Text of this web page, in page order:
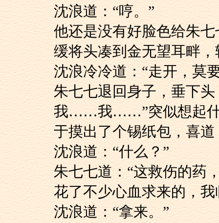
沈浪道：“哼。”
他还是没有好脸色给
缓将头凑到金无望耳畔
沈浪冷冷道：“走开，莫
朱七七退回身子，垂
我……我……”突似想起什
于摸出了个锡纸包，喜道
沈浪道：“什么？”
朱七七道：“这救伤的
花了不少心血求来的，
沈浪道：“拿来。”